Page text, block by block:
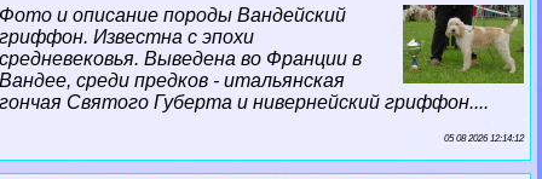
Фото и описание породы Вандейский
гриффон. Известна с эпохи
средневековья. Выведена во Франции в
Вандее, среди предков - итальянская
гончая Святого Губерта и нивернейский гриффон....
05 08 2026 12:14:12